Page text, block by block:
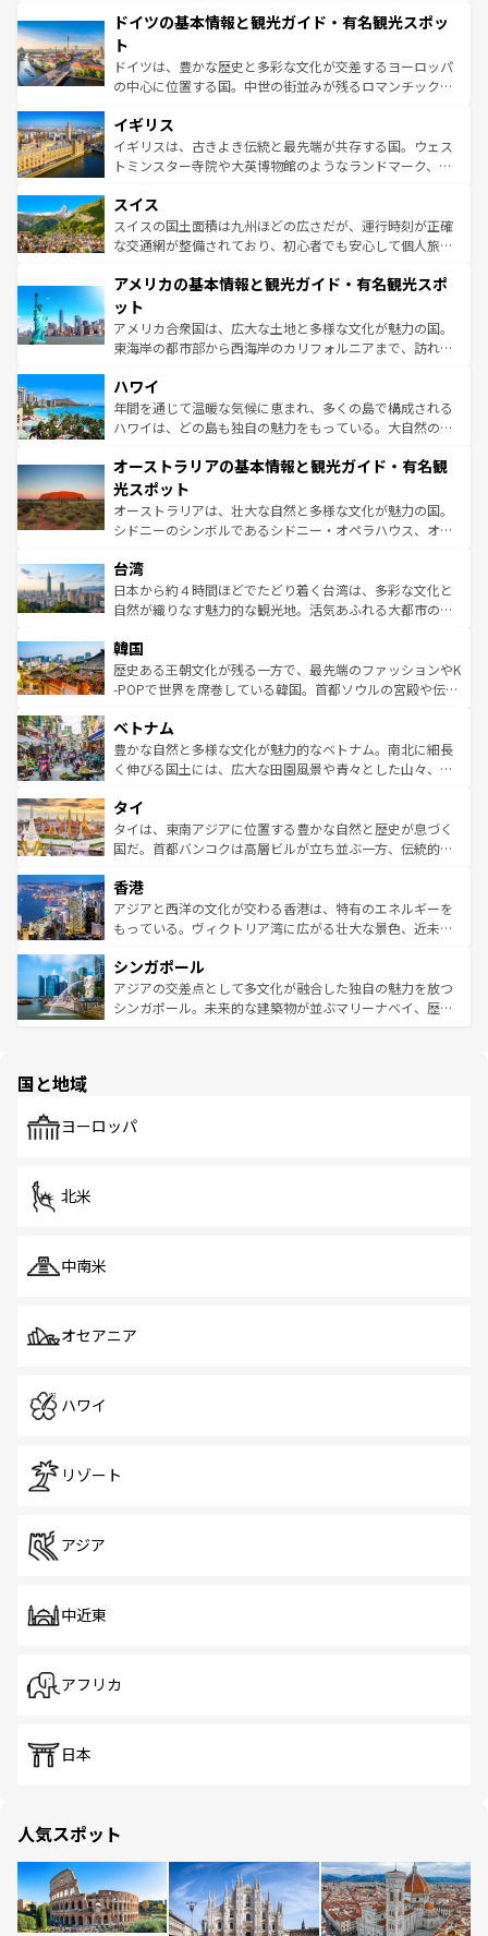
せる。地方によって風土や気候が異なるスペインはその個
ンテンツ一覧 を参照してほしい。
で、幅広い魅力が詰まっている。華麗な宮殿、歴史的な大
聖堂、美しいビーチ、そして豊かな自然が、訪れる者を心
から魅了する。また、フランスは美食の国としても知ら
れ、フランス料理はユネスコ無形文化遺産にも登録されて
香り高いラベンダー畑など、多彩な楽しみ方が可能だ。さ
らに、パリ以外の地域にも魅力が溢れており、どの街角に
も豊かな歴史と文化が息づいている。パリ以外の個性あふ
を参照してほしい。
ドイツの基本情報と観光ガイド・有名観光スポッ
ト
ドイツは、豊かな歴史と多彩な文化が交差するヨーロッパ
の中心に位置する国。中世の街並みが残るロマンチック街
顔を持つこの国は、どこを歩いても飽きることがない。ベ
ルリンの文化的活気、バイエルン州のアルプスの絶景、そ
してライン川沿いのワイン畑といった風景は必見。ビール
は、お酒好きな人にはぜひ体験してほしい。 なお、新着の
ドイツ情報はコンテンツ一覧を参照してほしい。
イギリス
イギリスは、古きよき伝統と最先端が共存する国。ウェス
トミンスター寺院や大英博物館のようなランドマーク、歴
リアごとに異なる魅力がある。また、優雅なアフタヌーン
ティー、ビール好きにはたまらない英国パブ、サッカー観
戦など、本場だからこそできる体験も豊富。イギリスを旅
ンツ一覧を参照してほしい。
スイス
スイスの国土面積は九州ほどの広さだが、運行時刻が正確
な交通網が整備されており、初心者でも安心して個人旅行
の建物がそのまま残る町や、スイスならではのユニークな
博物館もあり、アルプス観光だけでなく町歩きも満喫する
ことができる。国民の所得が高いため物価も高いが、旅行
者向けの交通パス提供のサービスもあり、うまく活用すれ
着のスイス情報は
アメリカの基本情報と観光ガイド・有名観光スポ
ット
アメリカ合衆国は、広大な土地と多様な文化が魅力の国。
東海岸の都市部から西海岸のカリフォルニアまで、訪れる
のような巨大都市は、観光、ショッピング、エンターテイ
ンメントが詰まった刺激的なスポットだ。一方、アメリカ
西部には大自然が広がり、グランドキャニオンやイエロー
部のニューオーリンズでは、音楽と美食が融合した独特の
文化が魅力。旅行者はアメリカの各地域で異なる魅力を楽
しみながら、その多様性と豊かな歴史を感じることができ
るだろう。車でのロードトリップや列車の旅も、アメリカ
情報は
ハワイ
年間を通じて温暖な気候に恵まれ、多くの島で構成される
ハワイは、どの島も独自の魅力をもっている。大自然の神
ワイ島は見逃せない。また、定番の観光地といえばオアフ
島だが、静かな自然を求めるならマウイ島やカウアイ島が
おすすめ。エメラルドグリーンに輝く海をはじめ、豊かな
文化や歴史が息づいている。「アロハスピリット」と呼ば
人々、おいしいローカルフードやハワイアンミュージッ
ク、伝統的なフラダンスなど、すべてがハワイの魅力を彩
っている。訪れるたびに新しい発見と感動が待っているハ
はコンテンツ一覧
オーストラリアの基本情報と観光ガイド・有名観
光スポット
オーストラリアは、壮大な自然と多様な文化が魅力の国。
シドニーのシンボルであるシドニー・オペラハウス、オー
リアリーフや大陸中央部にそびえるウルル（エアーズロッ
ク）、タスマニアの美しい原生林やケアンズの熱帯雨林な
ど、見どころがたくさん。また、カフェやワイン、オージ
いる。アクティビティも充実しており、サーフィンやダイ
ビング、ハイキングなど、アウトドア好きにはたまらな
い。オーストラリアの多彩な魅力を存分に味わいつくそ
参照してほしい。
台湾
日本から約４時間ほどでたどり着く台湾は、多彩な文化と
自然が織りなす魅力的な観光地。活気あふれる大都市の台
ン）、静ひつな山岳地帯である台湾東部など、都市の喧騒
と山間の静けさが共存しており、訪れる人に新しい発見と
驚きをもたらしてくれる。また、奥深い台湾の食文化も魅
容にもいいと評判のスイーツなど、バラエティ豊かな料理
が味わえる。 なお、新着の台湾情報は コンテンツ一覧を参
照してほしい。
韓国
歴史ある王朝文化が残る一方で、最先端のファッションやK
-POPで世界を席巻している韓国。首都ソウルの宮殿や伝統
き、地方に足を延ばせば四季折々の自然美を楽しむことが
できる。そして、キムチや焼肉、絶品のストリートフード
まで、さまざまな韓国料理が待っている。夜には、韓国な
リティに包まれながら、韓国の多彩な魅力を心ゆくまで味
わってみてほしい。 なお、新着の韓国情報はコンテンツ一
覧を参照してほしい。
ベトナム
豊かな自然と多様な文化が魅力的なベトナム。南北に細長
く伸びる国土には、広大な田園風景や青々とした山々、世
急速な発展と共に伝統が息づく。ハノイの古い町並みやホ
ーチミン市のフランス統治時代の建物も、独特の雰囲気を
醸し出している。また、バラエティの豊かさとおいしさで
とつ。フォーやバインミー、ベトナムコーヒーなどは、ぜ
ひ現地で味わいたい。どの地域を訪れてもあたたかい人々
が旅行者を迎えてくれるので、きっと忘れられない旅にな
参照してほしい。
タイ
タイは、東南アジアに位置する豊かな自然と歴史が息づく
国だ。首都バンコクは高層ビルが立ち並ぶ一方、伝統的な
の活気が交差している。北部ではチェンマイなどの山岳地
帯で自然と触れ合い、南部ではプーケットやクラビの美し
いビーチでリゾート気分を楽しむことができる。タイ料理
激する。気候は一年中温暖で、どの季節にも異なる楽しみ
が待っている。親しみやすいタイの人々、仏教を中心とし
た文化、そして多様な観光資源が、訪れる旅人を魅了し続
香港
アジアと西洋の文化が交わる香港は、特有のエネルギーを
もっている。ヴィクトリア湾に広がる壮大な景色、近未来
み、どこを訪れても感動するはず。観光スポットが密集し
ており、効率よく見どころを回れるのも魅力。息をのむよ
うな絶景から文化的な体験まで、香港を存分に楽しみ尽く
シンガポール
アジアの交差点として多文化が融合した独自の魅力を放つ
シンガポール。未来的な建築物が並ぶマリーナベイ、歴史
で、ホーカーズは地元の風情を楽しめる外せないスポット
国と地域
ヨーロッパ
北米
中南米
オセアニア
ハワイ
リゾート
アジア
中近東
アフリカ
日本
人気スポット